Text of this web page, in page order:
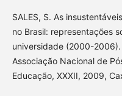
SALES, S. As
no Brasil: representações
universidade (2000-2006).
Associação Nacional de
Educação, XXXII, 2009,